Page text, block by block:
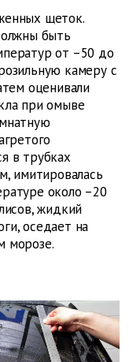
щеток.
быть
от –50 до
камеру с
оценивали
при омыве
в трубках
имитировалась
около –20
жидкий
оседает на
морозе.